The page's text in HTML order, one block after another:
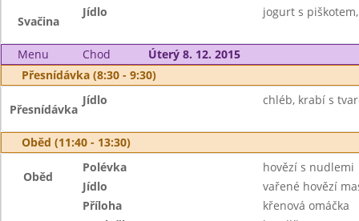
Svačina
Jídlo jogurt s
Menu Chod
Úterý 8. 12. 2015
Přesnídávka (8:30 - 9:30)
Přesnídávka
Jídlo chléb, krabí s
Oběd (11:40 - 13:30)
Oběd
Polévka
hovězí s nudlemi
Jídlo
vařené hovězí
Příloha
křenová omáčka